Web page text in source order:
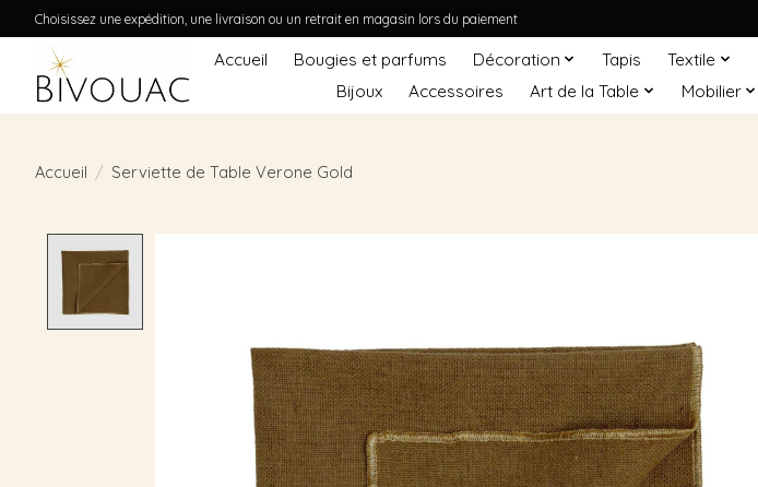
Choisissez une expédition, une livraison ou un retrait en magasin lors du paiement
Accueil Bougies et parfums Décoration Tapis Textile
Bijoux
Accessoires Art de la Table Mobilier
Accueil / Serviette de Table Verone Gold